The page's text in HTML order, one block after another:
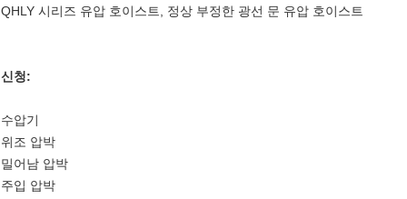
QHLY 시리즈 유압 호이스트, 정상 부정한 광선 문 유압 호이스트
신청:
수압기
위조 압박
밀어남 압박
주입 압박